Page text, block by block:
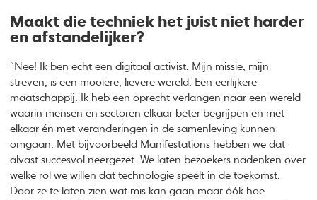
Maakt die techniek het juist niet harder
en afstandelijker?
“Nee! Ik ben echt een digitaal activist. Mijn missie, mijn
streven, is een mooiere, lievere wereld. Een eerlijkere
maatschappij. Ik heb een oprecht verlangen naar een wereld
waarin mensen en sectoren elkaar beter begrijpen en met
elkaar én met veranderingen in de samenleving kunnen
omgaan. Met bijvoorbeeld Manifestations hebben we dat
alvast succesvol neergezet. We laten bezoekers nadenken over
welke rol we willen dat technologie speelt in de toekomst.
Door ze te laten zien wat mis kan gaan maar óók hoe